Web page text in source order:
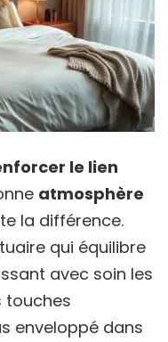
le lien
atmosphère
la différence.
qui équilibre
avec soin les
touches
enveloppé dans